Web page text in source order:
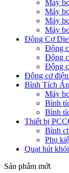
Máy
Máy
Máy
Máy
Động Cơ
Động
Động
Động
Động cơ
Bình Tích Áp
Máy
Bình
Bình
Thiết bị
Bình
Phụ
Quạt hút
Sản phẩm mới